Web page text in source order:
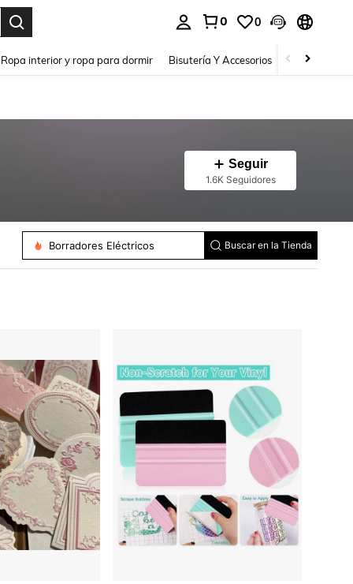
0 0
Ropa interior y ropa para dormir Bisutería Y Accesorios Zapatos
Seguir
1.6K Seguidores
Papel De Portada
Fundas Y Bolsas Para Archivos
Borradores Eléctricos
Buscar en la Tienda